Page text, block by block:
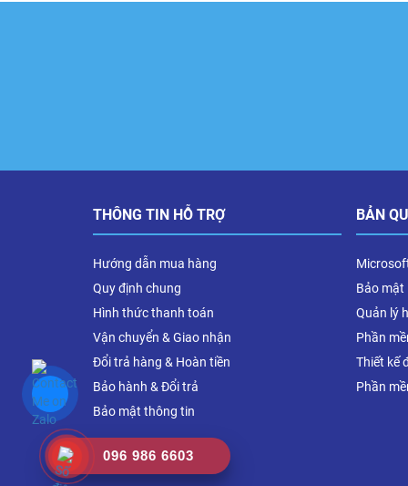
THÔNG TIN HỖ TRỢ
Hướng dẫn mua hàng
Quy định chung
Hình thức thanh toán
Vận chuyển & Giao nhận
Đổi trả hàng & Hoàn tiền
Bảo hành & Đổi trả
Bảo mật thông tin
BẢN
Bảo mật
Quản lý
Phần
Thiết kế
Phần
096 986 6603